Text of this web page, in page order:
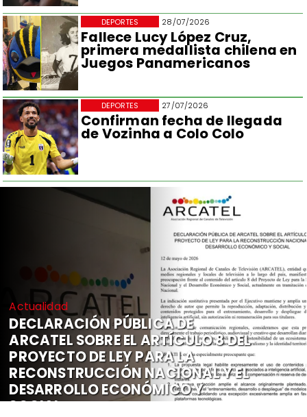
28/07/2026
Fallece Lucy López Cruz,
primera medallista chilena en
Juegos Panamericanos
DEPORTES
27/07/2026
Confirman fecha de llegada
de Vozinha a Colo Colo
DEPORTES
Actualidad
DECLARACIÓN PÚBLICA DE
ARCATEL SOBRE EL ARTÍCULO 8 DEL
PROYECTO DE LEY PARA LA
RECONSTRUCCIÓN NACIONAL Y EL
DESARROLLO ECONÓMICO Y
SOCIAL